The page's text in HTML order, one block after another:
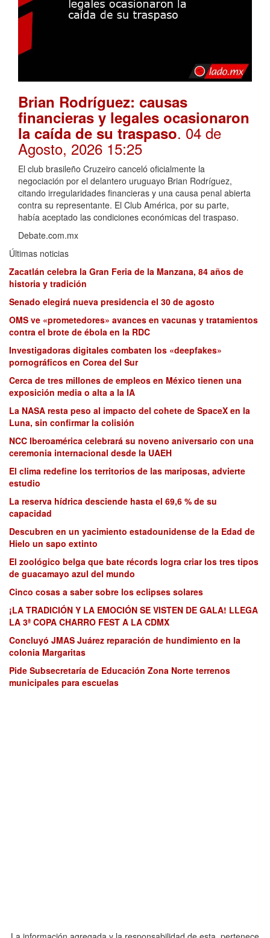
Brian Rodríguez: causas
financieras y legales ocasionaron
la caída de su traspaso. 04 de
Agosto, 2026 15:25
El club brasileño Cruzeiro canceló oficialmente la
negociación por el delantero uruguayo Brian Rodríguez,
citando irregularidades financieras y una causa penal abierta
contra su representante. El Club América, por su parte,
había aceptado las condiciones económicas del traspaso.
Debate.com.mx
Últimas noticias
Zacatlán celebra la Gran Feria de la Manzana, 84 años de
historia y tradición
Senado elegirá nueva presidencia el 30 de agosto
OMS ve «prometedores» avances en vacunas y tratamientos
contra el brote de ébola en la RDC
Investigadoras digitales combaten los «deepfakes»
pornográficos en Corea del Sur
Cerca de tres millones de empleos en México tienen una
exposición media o alta a la IA
La NASA resta peso al impacto del cohete de SpaceX en la
Luna, sin confirmar la colisión
NCC Iberoamérica celebrará su noveno aniversario con una
ceremonia internacional desde la UAEH
El clima redefine los territorios de las mariposas, advierte
estudio
La reserva hídrica desciende hasta el 69,6 % de su
capacidad
Descubren en un yacimiento estadounidense de la Edad de
Hielo un sapo extinto
El zoológico belga que bate récords logra criar los tres tipos
de guacamayo azul del mundo
Cinco cosas a saber sobre los eclipses solares
¡LA TRADICIÓN Y LA EMOCIÓN SE VISTEN DE GALA! LLEGA
LA 3ª COPA CHARRO FEST A LA CDMX
Concluyó JMAS Juárez reparación de hundimiento en la
colonia Margaritas
Pide Subsecretaría de Educación Zona Norte terrenos
municipales para escuelas